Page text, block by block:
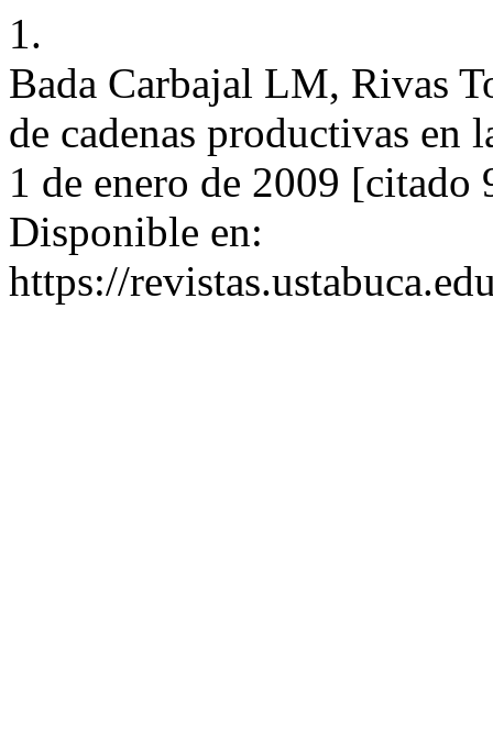
1.
Bada Carbajal LM, Rivas
de cadenas productivas
1 de enero de 2009
Disponible en:
https://